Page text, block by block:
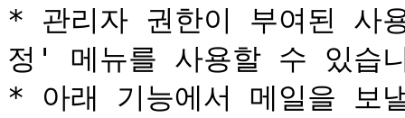
* 관리자 권한이 부여된 사
정' 메뉴를 사용할 수 있습
* 아래 기능에서 메일을 보